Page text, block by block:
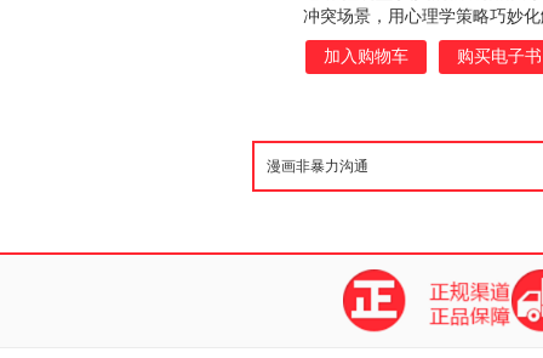
冲突场景，用心理学策略巧妙
行为方方面面。解放自己，唤
让父母头疼的高频育儿冲突场
长拿来即用！
加入购物车 购买电子书